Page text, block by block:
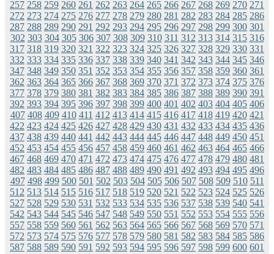
257 258 259 260 261 262 263 264 265 266 267 268 269 270 271
272 273 274 275 276 277 278 279 280 281 282 283 284 285 286
287 288 289 290 291 292 293 294 295 296 297 298 299 300 301
302 303 304 305 306 307 308 309 310 311 312 313 314 315 316
317 318 319 320 321 322 323 324 325 326 327 328 329 330 331
332 333 334 335 336 337 338 339 340 341 342 343 344 345 346
347 348 349 350 351 352 353 354 355 356 357 358 359 360 361
362 363 364 365 366 367 368 369 370 371 372 373 374 375 376
377 378 379 380 381 382 383 384 385 386 387 388 389 390 391
392 393 394 395 396 397 398 399 400 401 402 403 404 405 406
407 408 409 410 411 412 413 414 415 416 417 418 419 420 421
422 423 424 425 426 427 428 429 430 431 432 433 434 435 436
437 438 439 440 441 442 443 444 445 446 447 448 449 450 451
452 453 454 455 456 457 458 459 460 461 462 463 464 465 466
467 468 469 470 471 472 473 474 475 476 477 478 479 480 481
482 483 484 485 486 487 488 489 490 491 492 493 494 495 496
497 498 499 500 501 502 503 504 505 506 507 508 509 510 511
512 513 514 515 516 517 518 519 520 521 522 523 524 525 526
527 528 529 530 531 532 533 534 535 536 537 538 539 540 541
542 543 544 545 546 547 548 549 550 551 552 553 554 555 556
557 558 559 560 561 562 563 564 565 566 567 568 569 570 571
572 573 574 575 576 577 578 579 580 581 582 583 584 585 586
587 588 589 590 591 592 593 594 595 596 597 598 599 600 601